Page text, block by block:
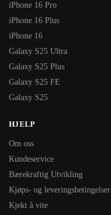
iPhone 16 Pro
iPhone 16 Plus
iPhone 16
Galaxy S25 Ultra
Galaxy S25 Plus
Galaxy S25 FE
Galaxy S25
HJELP
Om oss
Kundeservice
Bærekraftig Utvikling
Kjøps- og leveringsbetingelser
Kjekt å vite